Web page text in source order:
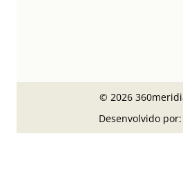
© 2026
Desenvolvido por: